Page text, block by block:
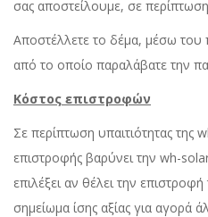
σας αποστείλουμε, σε
Αποστέλλετε το δέμα, μέσω
από το οποίο παραλάβατε την
Κόστος επιστροφών
Σε περίπτωση υπαιτιότητας της
επιστροφής βαρύνει την wh-
επιλέξει αν θέλει την
σημείωμα ίσης αξίας για αγορά